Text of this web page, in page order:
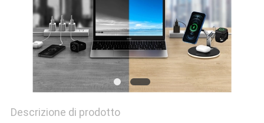
Descrizione di prodotto